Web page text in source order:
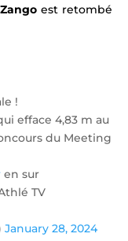
est retombé
!
efface 4,83 m au
du Meeting
en sur
TV
January 28, 2024